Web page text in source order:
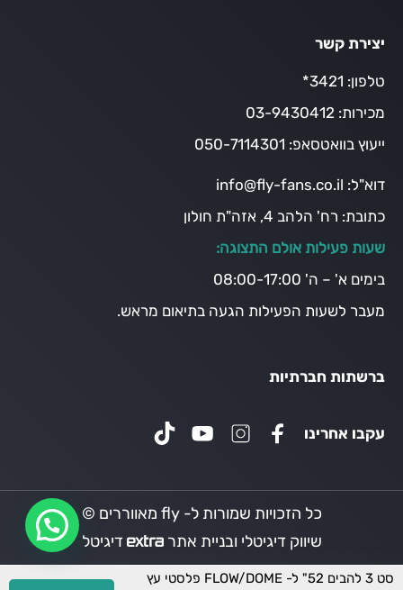
סט 3 להבים 52" ל- FLOW/DOME פלסטי עץ
יצירת קשר
טלפון: 3421*
מכירות: 03-9430412
ייעוץ בוואטסאפ: 050-7114301
דוא"ל: info@fly-fans.co.il
כתובת: רח' הלהב 4, אזה"ת חולון
שעות פעילות אולם התצוגה:
בימים א' – ה' 08:00-17:00
מעבר לשעות הפעילות הגעה בתיאום מראש.
ברשתות חברתיות
עקבו אחרינו
כל הזכויות שמורות ל- fly מאווררים ©
שיווק דיגיטלי ובניית אתר
דיגיטל